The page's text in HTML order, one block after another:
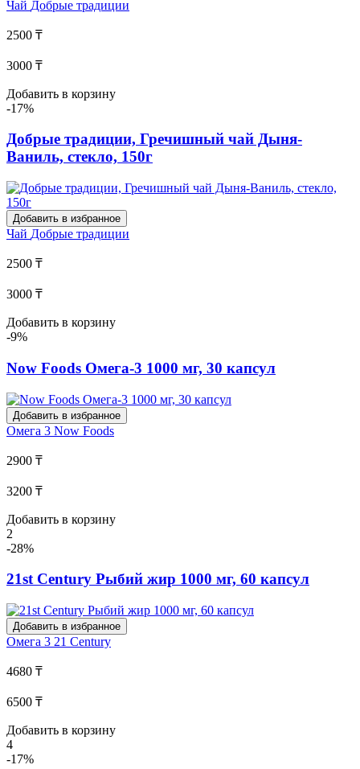
Чай Добрые традиции
2500 ₸
3000 ₸
Добавить в корзину
-17%
Добрые традиции, Гречишный чай Дыня-
Ваниль, стекло, 150г
Добавить в избранное
Чай Добрые традиции
2500 ₸
3000 ₸
Добавить в корзину
-9%
Now Foods Омега-3 1000 мг, 30 капсул
Добавить в избранное
Омега 3 Now Foods
2900 ₸
3200 ₸
Добавить в корзину
2
-28%
21st Century Рыбий жир 1000 мг, 60 капсул
Добавить в избранное
Омега 3 21 Century
4680 ₸
6500 ₸
Добавить в корзину
4
-17%